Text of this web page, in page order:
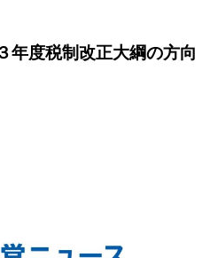
年度税制改正大綱の方向